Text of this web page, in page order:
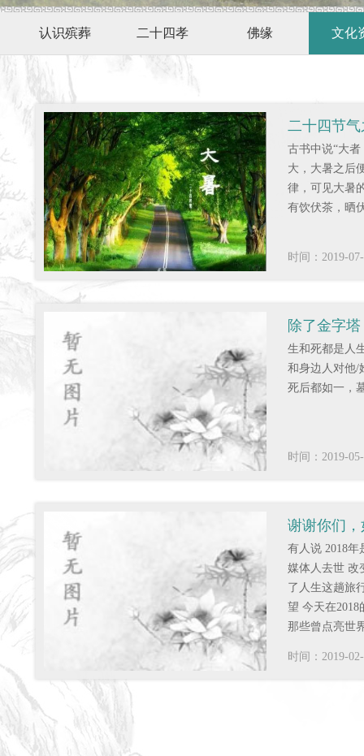
认识殡葬 二十四孝 佛缘 文化
二十四节
鼠”
古书中说“大
大，大暑之后
律，可见大暑
有饮伏茶，晒
时间：2019-
除了金字
墓地
生和死都是人
和身边人对他/
死后都如一，
时间：2019-
谢谢你们
逝世十大人
有人说 2018
媒体人去世 改
了人生这趟旅
望 今天在
那些曾点亮世
时间：2019-